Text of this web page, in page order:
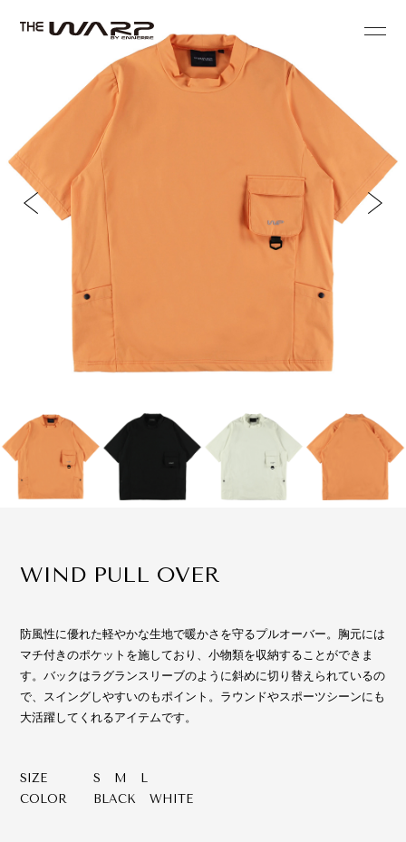
WIND PULL OVER
防風性に優れた軽やかな生地で暖かさを守るプルオーバー。胸元には
マチ付きのポケットを施しており、小物類を収納することができま
す。バックはラグランスリーブのように斜めに切り替えられているの
で、スイングしやすいのもポイント。ラウンドやスポーツシーンにも
大活躍してくれるアイテムです。
SIZE
S M L
COLOR
BLACK WHITE